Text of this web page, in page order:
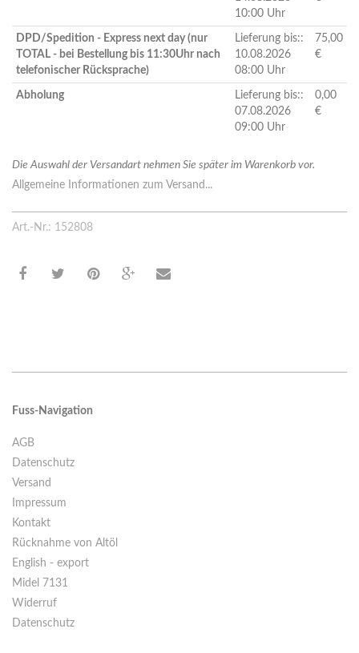
10:00 Uhr
DPD/Spedition - Express next day (nur
TOTAL - bei Bestellung bis 11:30Uhr nach
telefonischer Rücksprache)
Lieferung bis::
10.08.2026
08:00 Uhr
75,00
€
Abholung
Lieferung bis::
07.08.2026
09:00 Uhr
0,00
€
Die Auswahl der Versandart nehmen Sie später im Warenkorb vor.
Allgemeine Informationen zum Versand...
Art.-Nr.: 152808
Fuss-Navigation
AGB
Datenschutz
Versand
Impressum
Kontakt
Rücknahme von Altöl
English - export
Midel 7131
Widerruf
Datenschutz